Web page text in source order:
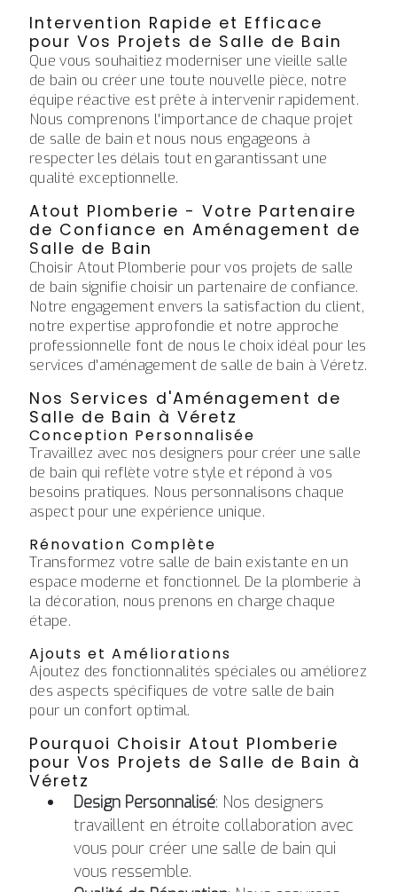
Intervention Rapide et Efficace
pour Vos Projets de Salle de Bain
Que vous souhaitiez moderniser une vieille salle
de bain ou créer une toute nouvelle pièce, notre
équipe réactive est prête à intervenir rapidement.
Nous comprenons l'importance de chaque projet
de salle de bain et nous nous engageons à
respecter les délais tout en garantissant une
qualité exceptionnelle.
Atout Plomberie - Votre Partenaire
de Confiance en Aménagement de
Salle de Bain
Choisir Atout Plomberie pour vos projets de salle
de bain signifie choisir un partenaire de confiance.
Notre engagement envers la satisfaction du client,
notre expertise approfondie et notre approche
professionnelle font de nous le choix idéal pour les
services d'aménagement de salle de bain à Véretz.
Nos Services d'Aménagement de
Salle de Bain à Véretz
Conception Personnalisée
Travaillez avec nos designers pour créer une salle
de bain qui reflète votre style et répond à vos
besoins pratiques. Nous personnalisons chaque
aspect pour une expérience unique.
Rénovation Complète
Transformez votre salle de bain existante en un
espace moderne et fonctionnel. De la plomberie à
la décoration, nous prenons en charge chaque
étape.
Ajouts et Améliorations
Ajoutez des fonctionnalités spéciales ou améliorez
des aspects spécifiques de votre salle de bain
pour un confort optimal.
Pourquoi Choisir Atout Plomberie
pour Vos Projets de Salle de Bain à
Véretz
Design Personnalisé: Nos designers
travaillent en étroite collaboration avec
vous pour créer une salle de bain qui
vous ressemble.